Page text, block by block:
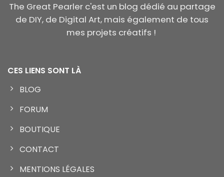
The Great Pearler c'est un blog dédié au partage
de DIY, de Digital Art, mais également de tous
mes projets créatifs !
CES LIENS SONT LÀ
BLOG
FORUM
BOUTIQUE
CONTACT
MENTIONS LÉGALES